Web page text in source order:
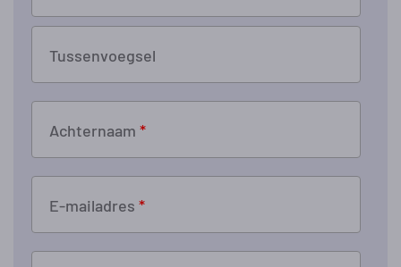
Tussenvoegsel
Achternaam *
E-mailadres *